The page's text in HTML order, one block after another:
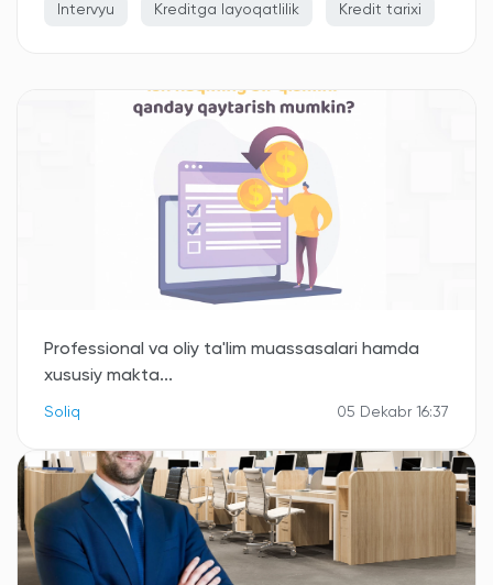
Intervyu Kreditga layoqatlilik Kredit tarixi
Professional va oliy ta'lim muassasalari hamda
xususiy makta...
Soliq 05 Dekabr 16:37